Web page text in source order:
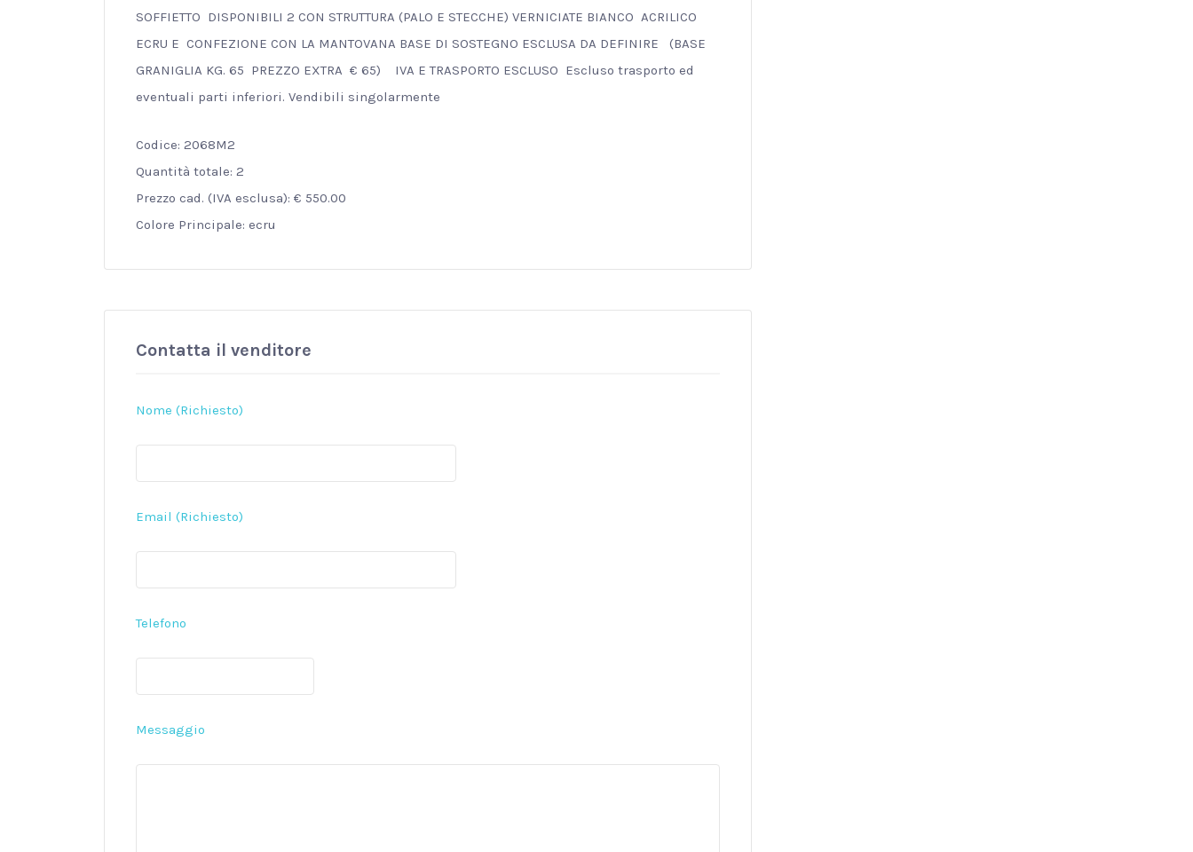
SOFFIETTO DISPONIBILI 2 CON STRUTTURA (PALO E STECCHE) VERNICIATE BIANCO ACRILICO
ECRU E CONFEZIONE CON LA MANTOVANA BASE DI SOSTEGNO ESCLUSA DA DEFINIRE (BASE
GRANIGLIA KG. 65 PREZZO EXTRA € 65) IVA E TRASPORTO ESCLUSO Escluso trasporto ed
eventuali parti inferiori. Vendibili singolarmente
Codice: 2068M2
Quantità totale: 2
Prezzo cad. (IVA esclusa): € 550.00
Colore Principale: ecru
Contatta il venditore
Nome (Richiesto)
Email (Richiesto)
Telefono
Messaggio